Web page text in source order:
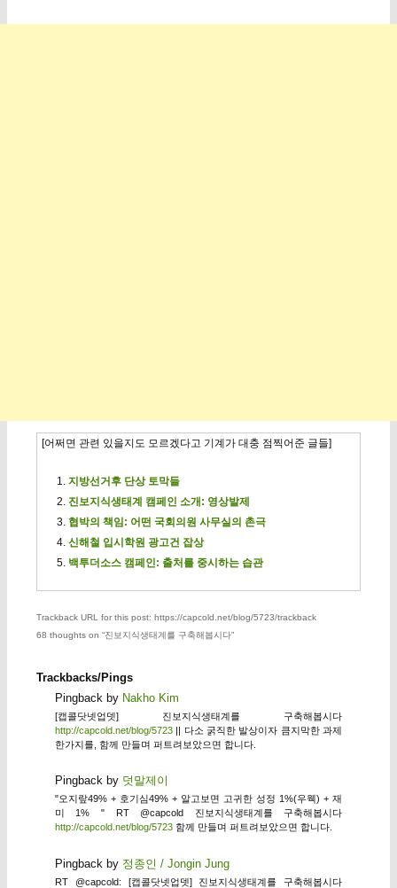
[어쩌면 관련 있을지도 모르겠다고 기계가 대충 점찍어준 글들]
지방선거후 단상 토막들
진보지식생태계 캠페인 소개: 영상발제
협박의 책임: 어떤 국회의원 사무실의 촌극
신해철 입시학원 광고건 잡상
백투더소스 캠페인: 출처를 중시하는 습관
Trackback URL for this post: https://capcold.net/blog/5723/trackback
68 thoughts on “진보지식생태계를 구축해봅시다”
Trackbacks/Pings
Pingback by Nakho Kim
[캡콜닷넷업뎃] 진보지식생태계를 구축해봅시다
http://capcold.net/blog/5723|| 다소 굵직한 발상이자 큼지막한 과제
한가지를, 함께 만들며 퍼트려보았으면 합니다.
Pingback by 덧말제이
"오지랖49% + 호기심49% + 알고보면 고귀한 성정 1%(우웩) + 재
미 1% " RT @capcold 진보지식생태계를 구축해봅시다
http://capcold.net/blog/5723함께 만들며 퍼트려보았으면 합니다.
Pingback by 정종인 / Jongin Jung
RT @capcold: [캡콜닷넷업뎃] 진보지식생태계를 구축해봅시다